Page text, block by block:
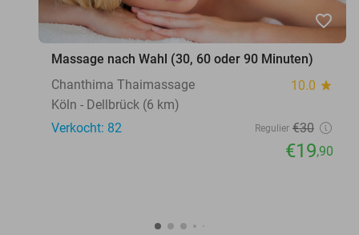
favorite_border
Massage nach Wahl (30, 60 oder 90 Minuten)
Chanthima Thaimassage
10.0 star
Köln - Dellbrück (6 km)
Verkocht: 82
Regulier €30
€19,90